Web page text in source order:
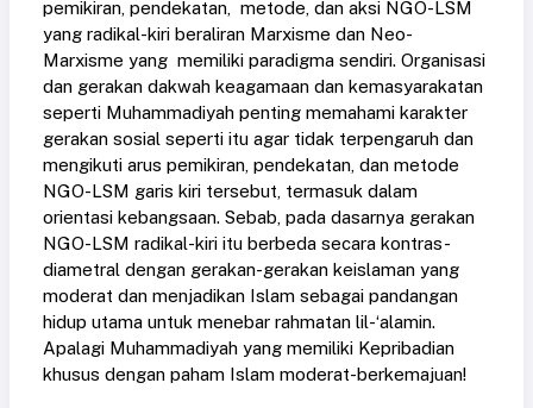
pemikiran, pendekatan, metode, dan aksi NGO-LSM
yang radikal-kiri beraliran Marxisme dan Neo-
Marxisme yang memiliki paradigma sendiri. Organisasi
dan gerakan dakwah keagamaan dan kemasyarakatan
seperti Muhammadiyah penting memahami karakter
gerakan sosial seperti itu agar tidak terpengaruh dan
mengikuti arus pemikiran, pendekatan, dan metode
NGO-LSM garis kiri tersebut, termasuk dalam
orientasi kebangsaan. Sebab, pada dasarnya gerakan
NGO-LSM radikal-kiri itu berbeda secara kontras-
diametral dengan gerakan-gerakan keislaman yang
moderat dan menjadikan Islam sebagai pandangan
hidup utama untuk menebar rahmatan lil-‘alamin.
Apalagi Muhammadiyah yang memiliki Kepribadian
khusus dengan paham Islam moderat-berkemajuan!